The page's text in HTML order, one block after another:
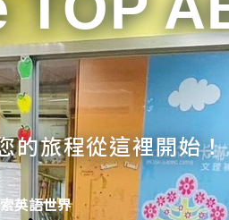
的旅程從這裡開始！
英語世界